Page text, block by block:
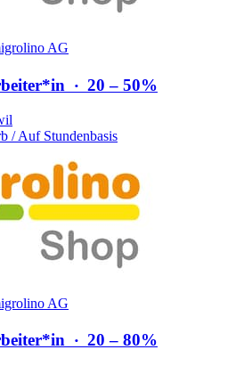
AG
‧ 20 – 50%
/ Auf Stundenbasis
AG
‧ 20 – 80%